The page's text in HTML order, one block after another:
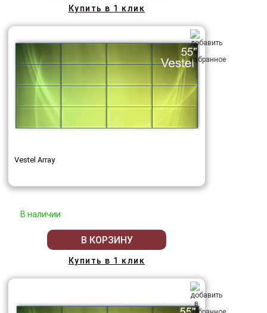
Купить в 1 клик
Vestel Array
В наличии
В КОРЗИНУ
Купить в 1 клик